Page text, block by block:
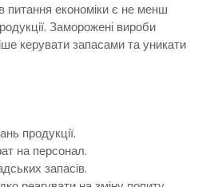
питання економіки є не менш
Заморожені вироби
керувати запасами та уникати
продукції.
на персонал.
запасів.